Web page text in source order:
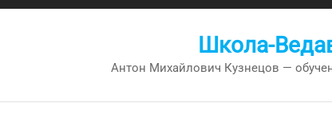
Перейти
Школа-
Антон Михайлович Кузнецов —